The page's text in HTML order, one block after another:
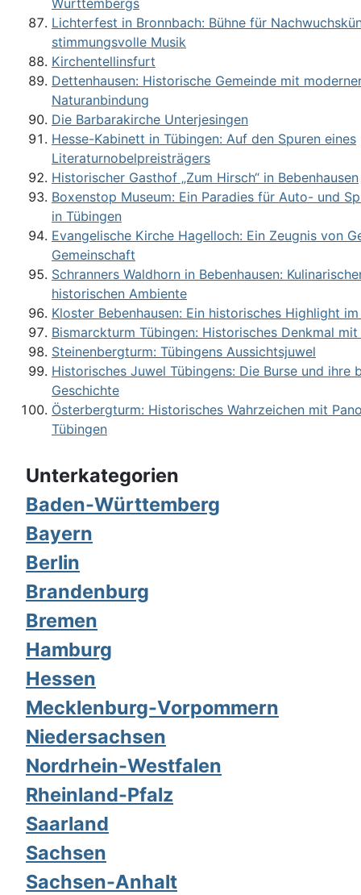
Württembergs
Lichterfest in Bronnbach: Bühne für
stimmungsvolle Musik
Kirchentellinsfurt
Dettenhausen: Historische Gemeinde mit
Naturanbindung
Die Barbarakirche Unterjesingen
Hesse-Kabinett in Tübingen: Auf den Spuren eines
Literaturnobelpreisträgers
Historischer Gasthof „Zum Hirsch“ in Bebenhausen
Boxenstop Museum: Ein Paradies für Auto- und
in Tübingen
Evangelische Kirche Hagelloch: Ein Zeugnis von
Gemeinschaft
Schranners Waldhorn in Bebenhausen:
historischen Ambiente
Kloster Bebenhausen: Ein historisches Highlight
Bismarckturm Tübingen: Historisches Denkmal
Steinenbergturm: Tübingens Aussichtsjuwel
Historisches Juwel Tübingens: Die Burse und ihre
Geschichte
Österbergturm: Historisches Wahrzeichen mit
Tübingen
Unterkategorien
Baden-Württemberg
Bayern
Berlin
Brandenburg
Bremen
Hamburg
Hessen
Mecklenburg-Vorpommern
Niedersachsen
Nordrhein-Westfalen
Rheinland-Pfalz
Saarland
Sachsen
Sachsen-Anhalt